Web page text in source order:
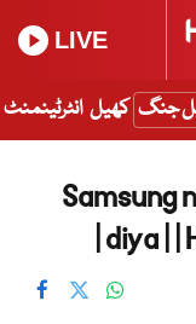
LIVE
جنگ کھیل انٹرٹینمنٹ
Samsung
diya | |